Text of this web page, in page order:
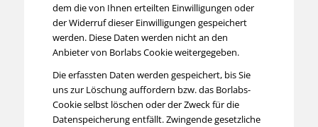
dem die von Ihnen erteilten Einwilligungen oder
der Widerruf dieser Einwilligungen gespeichert
werden. Diese Daten werden nicht an den
Anbieter von Borlabs Cookie weitergegeben.
Die erfassten Daten werden gespeichert, bis Sie
uns zur Löschung auffordern bzw. das Borlabs-
Cookie selbst löschen oder der Zweck für die
Datenspeicherung entfällt. Zwingende gesetzliche